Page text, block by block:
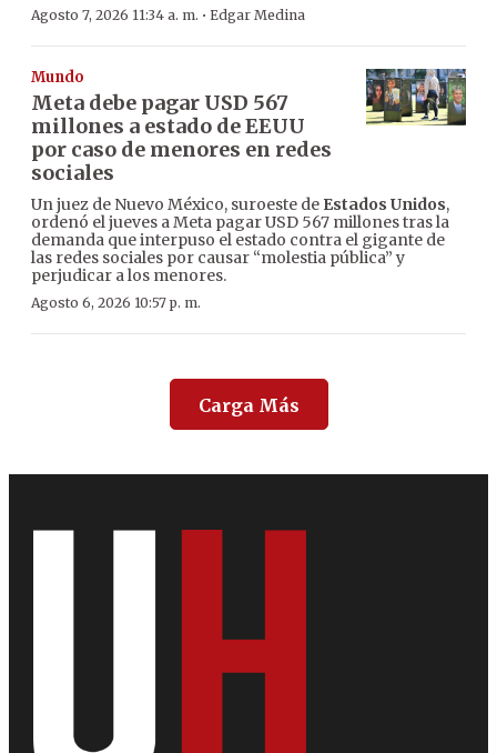
Agosto 7, 2026 11:34 a. m. · Edgar Medina
Mundo
Meta debe pagar USD 567
millones a estado de EEUU
por caso de menores en redes
sociales
Un juez de Nuevo México, suroeste de Estados Unidos,
ordenó el jueves a Meta pagar USD 567 millones tras la
demanda que interpuso el estado contra el gigante de
las redes sociales por causar “molestia pública” y
perjudicar a los menores.
Agosto 6, 2026 10:57 p. m.
Carga Más